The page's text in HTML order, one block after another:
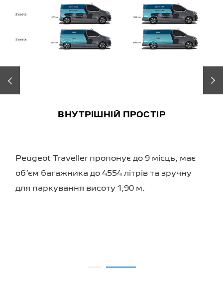
ВНУТРІШНІЙ ПРОСТІР
Peugeot Traveller пропонує до 9 місць, має
об’єм багажника до 4554 літрів та зручну
для паркування висоту 1,90 м.
‹ ›